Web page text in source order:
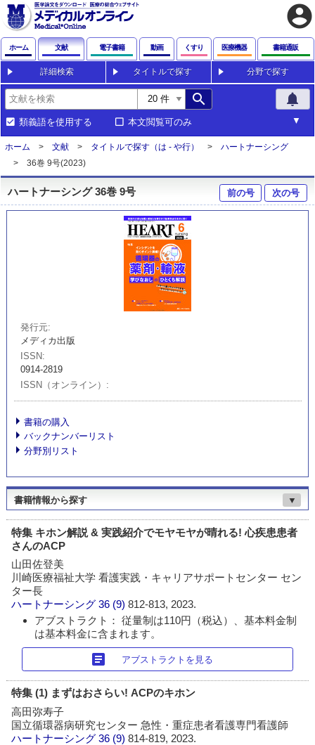
account_circle
ホーム 文献 電子書籍 動画 くすり 医療機器 書籍通販
詳細検索 タイトルで探す 分野で探す
search notifications
類義語を使用する 本文閲覧可のみ
ホーム 文献 タイトルで探す（は - や行）
ハートナーシング
36巻 9号(2023)
ハートナーシング 36巻 9号 前の号 次の号
発行元
メディカ出版
ISSN
0914-2819
ISSN（オンライン）
書籍の購入
バックナンバーリスト
分野別リスト
書籍情報から探す ▼
特集 キホン解説 & 実践紹介でモヤモヤが晴れる! 心疾患患者
さんのACP
山田佐登美
川崎医療福祉大学 看護実践・キャリアサポートセンター セン
ター長
ハートナーシング 36 (9)812-813, 2023.
アブストラクト： 従量制は110円（税込）、基本料金制
は基本料金に含まれます。
article アブストラクトを見る
特集 (1) まずはおさらい! ACPのキホン
高田弥寿子
国立循環器病研究センター 急性・重症患者看護専門看護師
ハートナーシング 36 (9)814-819, 2023.